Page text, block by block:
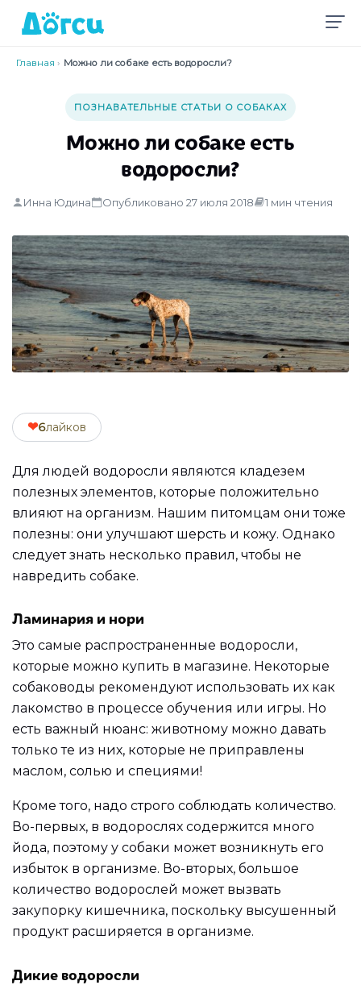
Главная › Можно ли собаке есть водоросли?
ПОЗНАВАТЕЛЬНЫЕ СТАТЬИ О СОБАКАХ
Можно ли собаке есть
водоросли?
Инна Юдина Опубликовано 27 июля 2018 1 мин чтения
❤6лайков
Для людей водоросли являются кладезем
полезных элементов, которые положительно
влияют на организм. Нашим питомцам они тоже
полезны: они улучшают шерсть и кожу. Однако
следует знать несколько правил, чтобы не
навредить собаке.
Ламинария и нори
Это самые распространенные водоросли,
которые можно купить в магазине. Некоторые
собаководы рекомендуют использовать их как
лакомство в процессе обучения или игры. Но
есть важный нюанс: животному можно давать
только те из них, которые не приправлены
маслом, солью и специями!
Кроме того, надо строго соблюдать количество.
Во-первых, в водорослях содержится много
йода, поэтому у собаки может возникнуть его
избыток в организме. Во-вторых, большое
количество водорослей может вызвать
закупорку кишечника, поскольку высушенный
продукт расширяется в организме.
Дикие водоросли